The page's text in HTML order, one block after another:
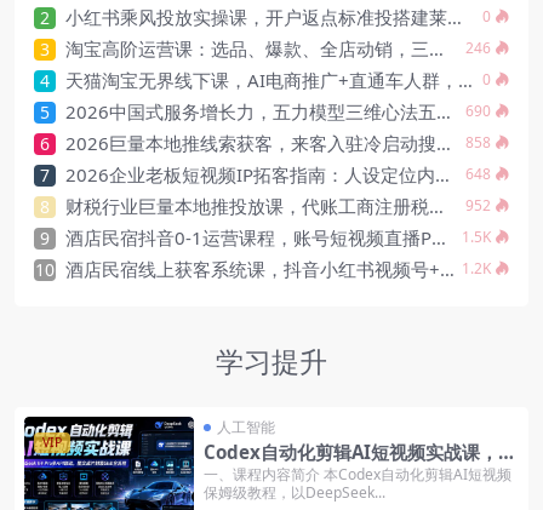
2 小红书乘风投放实操课，开户返点标准投搭建莱卡定向，新店建模撬动笔记自然流量 0
3 淘宝高阶运营课：选品、爆款、全店动销，三模块构建盈利闭环，月入破5万 246
4 天猫淘宝无界线下课，AI电商推广+直通车人群，全套PPT+SOP思维导图资料包 0
5 2026中国式服务增长力，五力模型三维心法五步实操价值传递 690
6 2026巨量本地推线索获客，来客入驻冷启动搜索广告爆款素材 858
7 2026企业老板短视频IP拓客指南：人设定位内容搭建爆款文案镜头引导，打通公域引流私域成交完整获客链路 648
8 财税行业巨量本地推投放课，代账工商注册税务筹划ToB获客 952
9 酒店民宿抖音0-1运营课程，账号短视频直播POI榜单搜索SEO本地推全流程落地实操 1.5K
10 酒店民宿线上获客系统课，抖音小红书视频号+账号起号+爆款选题+直播落地+店铺运营+投流 1.2K
学习提升
VIP
人工智能
Codex自动化剪辑AI短视频实战课，D
eepSeek V4 Pro模型，封装Skill+文
生图+图生视频全流程
一、课程内容简介 本Codex自动化剪辑AI短视频
保姆级教程，以DeepSeek...